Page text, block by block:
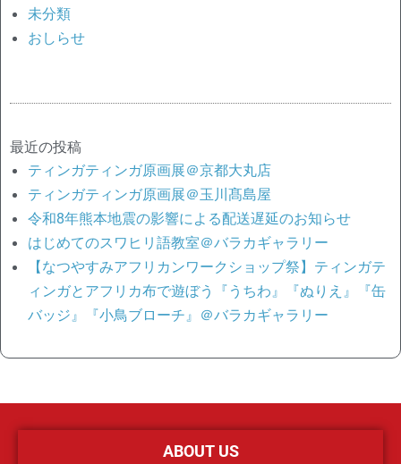
未分類
おしらせ
最近の投稿
ティンガティンガ原画展＠京都大丸店
ティンガティンガ原画展＠玉川髙島屋
令和8年熊本地震の影響による配送遅延のお知らせ
はじめてのスワヒリ語教室＠バラカギャラリー
【なつやすみアフリカンワークショップ祭】ティンガテ
ィンガとアフリカ布で遊ぼう『うちわ』『ぬりえ』『缶
バッジ』『小鳥ブローチ』＠バラカギャラリー
ABOUT US